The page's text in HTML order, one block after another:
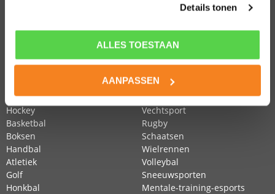
Details tonen
ALLES TOESTAAN
AANPASSEN
POPULAIRE SPORTEN
Paardensport
Hockey
Basketbal
Boksen
Handbal
Atletiek
Golf
Honkbal
Tennis
Turnen
Vechtsport
Rugby
Schaatsen
Wielrennen
Volleybal
Sneeuwsporten
Mentale-training-esports